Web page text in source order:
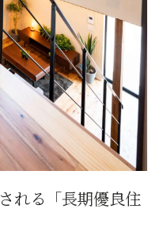
れる「長期優良住